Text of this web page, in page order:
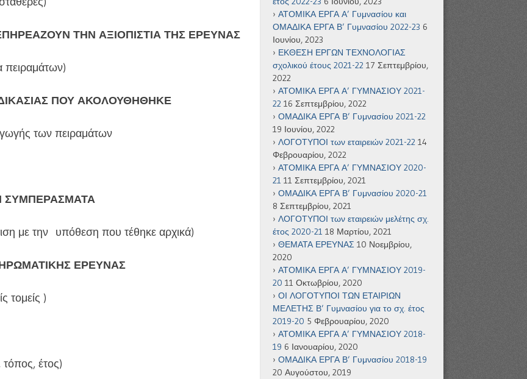
ΤΗΝ ΑΞΙΟΠΙΣΤΙΑ ΤΗΣ ΕΡΕΥΝΑΣ
πειραμάτων)
ΠΟΥ ΑΚΟΛΟΥΘΗΘΗΚΕ
των πειραμάτων
ΣΥΜΠΕΡΑΣΜΑΤΑ
με την υπόθεση που τέθηκε αρχικά)
ΕΡΕΥΝΑΣ
τομείς )
τόπος, έτος)
ΑΤΟΜΙΚΑ ΕΡΓΑ Α’ Γυμνασίου και
ΟΜΑΔΙΚΑ ΕΡΓΑ Β’ Γυμνασίου 2022-23 6
Ιουνίου, 2023
ΕΚΘΕΣΗ ΕΡΓΩΝ ΤΕΧΝΟΛΟΓΙΑΣ
σχολικού έτους 2021-22 17 Σεπτεμβρίου,
2022
ΑΤΟΜΙΚΑ ΕΡΓΑ Α’ ΓΥΜΝΑΣΙΟΥ 2021-
22 16 Σεπτεμβρίου, 2022
ΟΜΑΔΙΚΑ ΕΡΓΑ Β’ Γυμνασίου 2021-22
19 Ιουνίου, 2022
ΛΟΓΟΤΥΠΟΙ των εταιρειών 2021-22 14
Φεβρουαρίου, 2022
ΑΤΟΜΙΚΑ ΕΡΓΑ Α’ ΓΥΜΝΑΣΙΟΥ 2020-
21 11 Σεπτεμβρίου, 2021
ΟΜΑΔΙΚΑ ΕΡΓΑ Β’ Γυμνασίου 2020-21
8 Σεπτεμβρίου, 2021
ΛΟΓΟΤΥΠΟΙ των εταιρειών μελέτης σχ.
έτος 2020-21 18 Μαρτίου, 2021
ΘΕΜΑΤΑ ΕΡΕΥΝΑΣ 10 Νοεμβρίου,
2020
ΑΤΟΜΙΚΑ ΕΡΓΑ Α’ ΓΥΜΝΑΣΙΟΥ 2019-
20 11 Οκτωβρίου, 2020
ΟΙ ΛΟΓΟΤΥΠΟΙ ΤΩΝ ΕΤΑΙΡΙΩΝ
ΜΕΛΕΤΗΣ Β’ Γυμνασίου για το σχ. έτος
2019-20 5 Φεβρουαρίου, 2020
ΑΤΟΜΙΚΑ ΕΡΓΑ Α’ ΓΥΜΝΑΣΙΟΥ 2018-
19 6 Ιανουαρίου, 2020
ΟΜΑΔΙΚΑ ΕΡΓΑ Β’ Γυμνασίου 2018-19
20 Αυγούστου, 2019